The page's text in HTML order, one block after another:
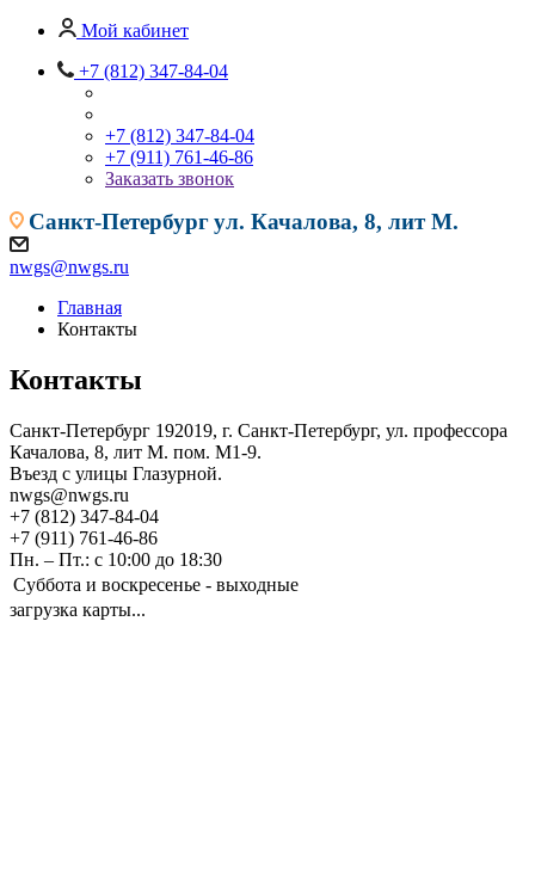
Мой кабинет
+7 (812) 347-84-04
+7 (812) 347-84-04
+7 (911) 761-46-86
Заказать звонок
Санкт-Петербургул. Качалова, 8, лит М.
nwgs@nwgs.ru
Главная
Контакты
Контакты
Санкт-Петербург 192019, г. Санкт-Петербург, ул. профессора
Качалова, 8, лит М. пом. М1-9.
Въезд с улицы Глазурной.
nwgs@nwgs.ru
+7 (812) 347-84-04
+7 (911) 761-46-86
Пн. – Пт.: с 10:00 до 18:30
Суббота и воскресенье - выходные
загрузка карты...